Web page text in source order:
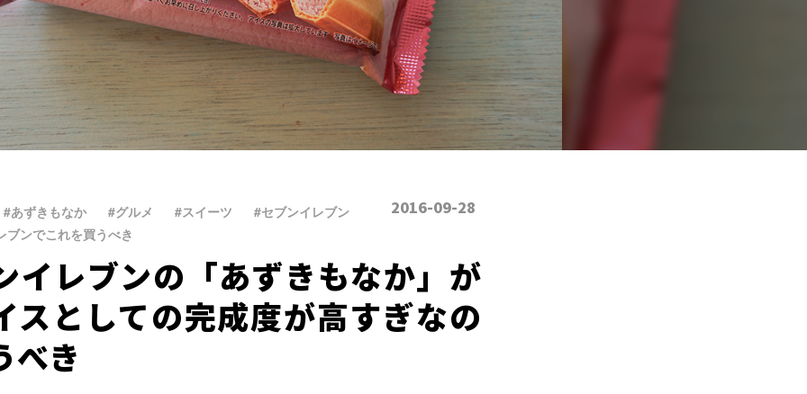
#あずきもなか #グルメ #スイーツ #セブンイレブン
ブンでこれを買うべき
2016-09-28
イレブンの「あずきもなか」が
スとしての完成度が高すぎなの
べき